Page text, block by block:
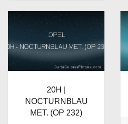
20H |
NOCTURNBLAU
MET. (OP 232)